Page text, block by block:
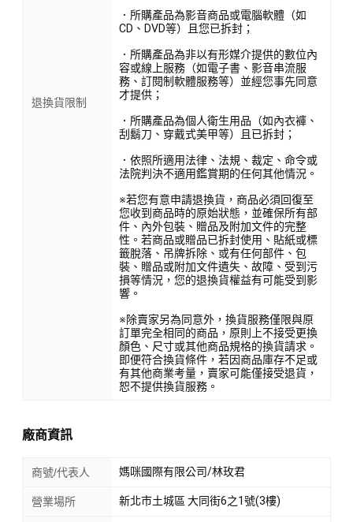
退換貨限制
．所購產品為影音商品或電腦軟體（如
CD、DVD等）且您已拆封；
．所購產品為非以有形媒介提供的數位內
容或線上服務（如電子書、影音串流服
務、訂閱制軟體服務等）並經您事先同意
才提供；
．所購產品為個人衛生用品（如內衣褲、
刮鬍刀、穿戴式美甲等）且已拆封；
．依照所適用法律、法規、裁定、命令或
法院判決不適用鑑賞期的任何其他情況。
※若您有意申請退換貨，商品必須回復至
您收到商品時的原始狀態，並確保所有部
件、內外包裝、贈品及附加文件的完整
性。若商品或贈品已拆封使用、貼紙或標
籤脫落、吊牌拆除、或有任何部件、包
裝、贈品或附加文件遺失、故障、受到污
損等情況，您的退換貨權益有可能受到影
響。
※除賣家另為同意外，換貨服務僅限與原
訂單完全相同的商品，原則上不接受更換
顏色、尺寸或其他商品規格的換貨請求。
即便符合換貨條件，若因商品庫存不足或
有其他商業考量，賣家可能僅接受退貨，
恕不提供換貨服務。
廠商資訊
商號/代表人 媽咪國際有限公司/林玫君
營業場所 新北市土城區 大同街6之1號(3樓)